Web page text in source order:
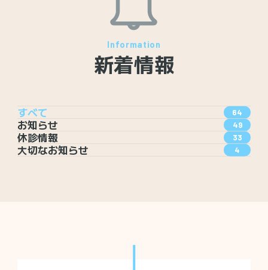
新着情報
すべて 64
お知らせ 49
休診情報 33
大切なお知らせ 4